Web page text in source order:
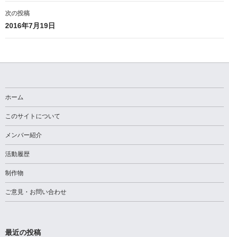
ナ
ビ
ー
ョ
ン
次の投稿
2016年7月19日
ホーム
このサイトについて
メンバー紹介
活動履歴
制作物
ご意見・お問い合わせ
最近の投稿